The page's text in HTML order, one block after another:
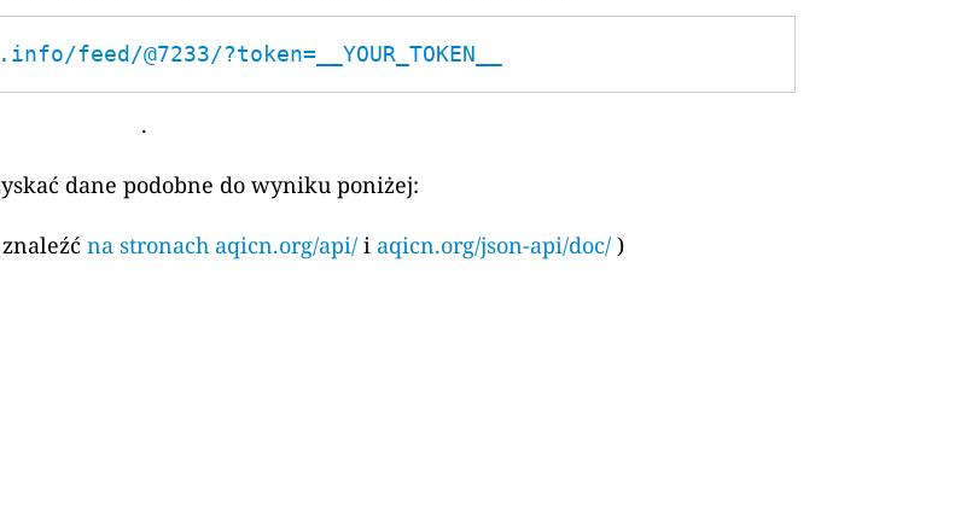
feed/@7233/?token=__YOUR_TOKEN__
.
dane podobne do wyniku poniżej:
na stronach aqicn.org/api/ i aqicn.org/json-api/doc/ )